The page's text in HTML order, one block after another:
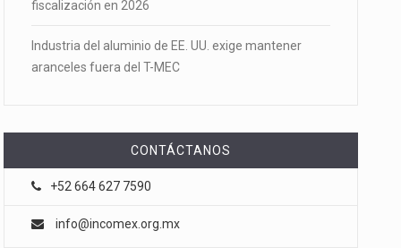
fiscalización en 2026
Industria del aluminio de EE. UU. exige mantener
aranceles fuera del T-MEC
CONTÁCTANOS
+52 664 627 7590
info@incomex.org.mx